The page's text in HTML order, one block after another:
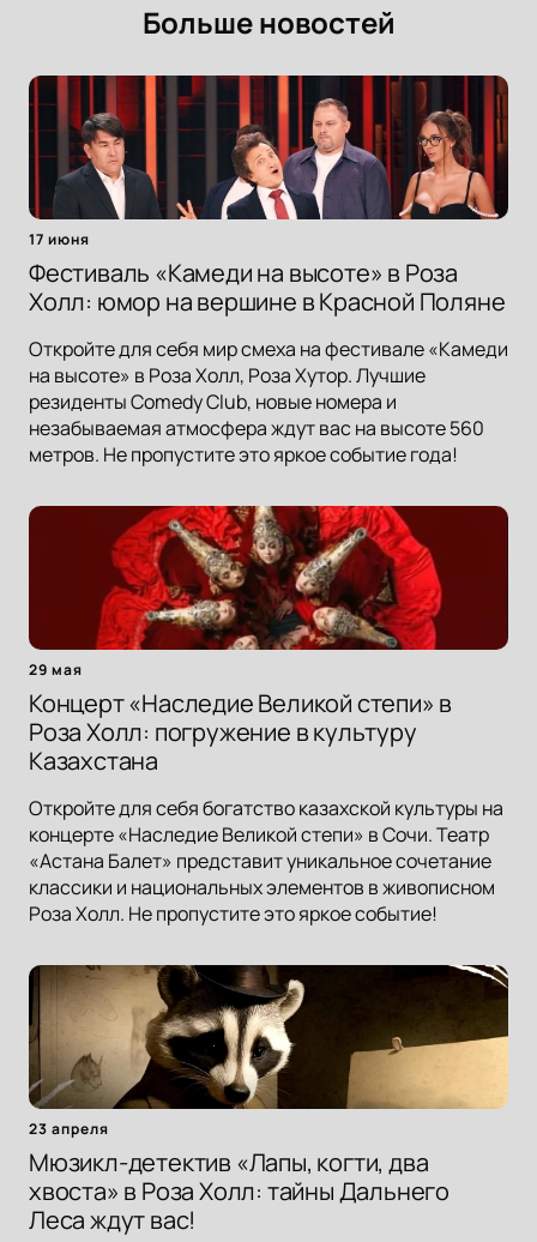
Больше новостей
17 июня
Фестиваль «Камеди на высоте» в Роза
Холл: юмор на вершине в Красной Поляне
Откройте для себя мир смеха на фестивале «Камеди
на высоте» в Роза Холл, Роза Хутор. Лучшие
резиденты Comedy Club, новые номера и
незабываемая атмосфера ждут вас на высоте 560
метров. Не пропустите это яркое событие года!
29 мая
Концерт «Наследие Великой степи» в
Роза Холл: погружение в культуру
Казахстана
Откройте для себя богатство казахской культуры на
концерте «Наследие Великой степи» в Сочи. Театр
«Астана Балет» представит уникальное сочетание
классики и национальных элементов в живописном
Роза Холл. Не пропустите это яркое событие!
23 апреля
Мюзикл-детектив «Лапы, когти, два
хвоста» в Роза Холл: тайны Дальнего
Леса ждут вас!